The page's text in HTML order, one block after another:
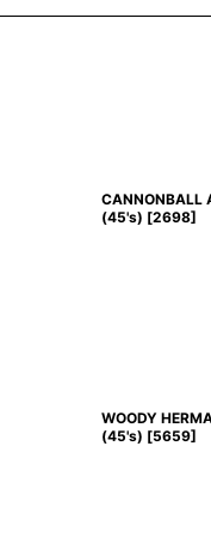
CANNONBALL
(45's) [2698]
WOODY
(45's) [5659]